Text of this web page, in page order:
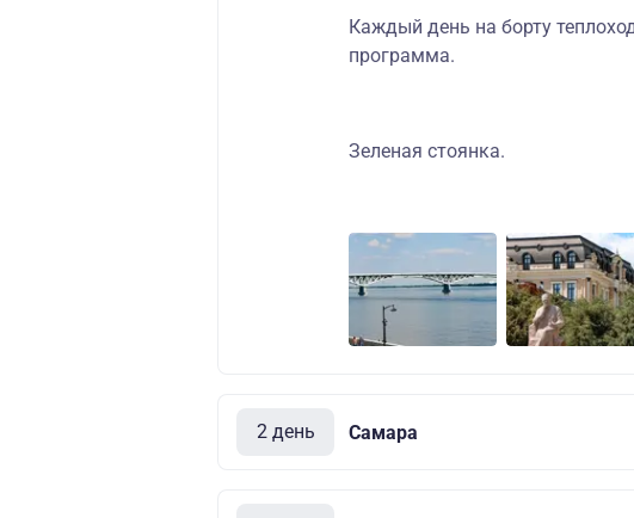
Каждый день на борту
программа.
Зеленая стоянка.
2 день Самара